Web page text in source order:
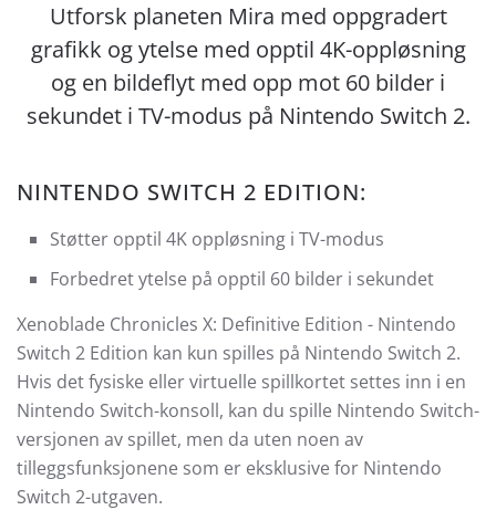
Utforsk planeten Mira med oppgradert
grafikk og ytelse med opptil 4K-oppløsning
og en bildeflyt med opp mot 60 bilder i
sekundet i TV-modus på Nintendo Switch 2.
NINTENDO SWITCH 2 EDITION:
Støtter opptil 4K oppløsning i TV-modus
Forbedret ytelse på opptil 60 bilder i sekundet
Xenoblade Chronicles X: Definitive Edition - Nintendo
Switch 2 Edition kan kun spilles på Nintendo Switch 2.
Hvis det fysiske eller virtuelle spillkortet settes inn i en
Nintendo Switch-konsoll, kan du spille Nintendo Switch-
versjonen av spillet, men da uten noen av
tilleggsfunksjonene som er eksklusive for Nintendo
Switch 2-utgaven.